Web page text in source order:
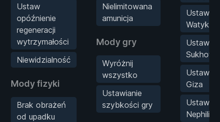
Ustaw
opóźnienie
regeneracji
wytrzymałości
Niewidzialność
Mody fizyki
Brak obrażeń
od upadku
Nielimitowana
amunicja
Mody gry
Wyróżnij
wszystko
Ustawianie
szybkości gry
Ustaw
Ustaw
Ustaw
Giza
Ustaw
Nephilim